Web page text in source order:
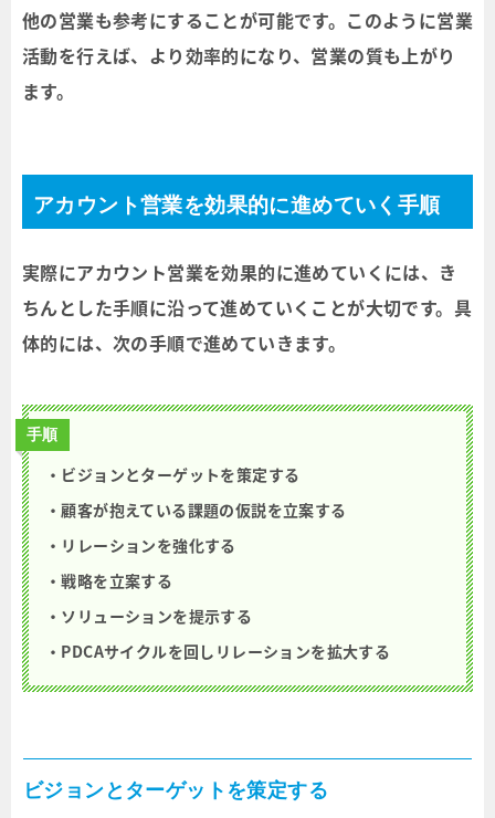
他の営業も参考にすることが可能です。このように営業
活動を行えば、より効率的になり、営業の質も上がり
ます。
アカウント営業を効果的に進めていく手順
実際にアカウント営業を効果的に進めていくには、き
ちんとした手順に沿って進めていくことが大切です。具
体的には、次の手順で進めていきます。
手順
・ビジョンとターゲットを策定する
・顧客が抱えている課題の仮説を立案する
・リレーションを強化する
・戦略を立案する
・ソリューションを提示する
・PDCAサイクルを回しリレーションを拡大する
ビジョンとターゲットを策定する